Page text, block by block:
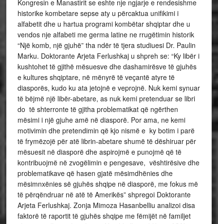
Kongresin e Manastirit se eshte nje ngjarje e rendesishme
historike kombetare sepse aty u përcaktua unifikimi i
alfabetit dhe u hartua programi kombëtar shqiptar dhe u
vendos nje alfabeti me germa latine ne rrugëtimin historik
“Një komb, një gjuhë” tha ndër të tjera studiuesi Dr. Paulin
Marku. Doktorante Arjeta Ferlushkaj u shpreh se: “Ky libër i
kushtohet të gjithë mësuesve dhe dashamirësve të gjuhës
e kultures shqiptare, në mënyrë të veçantë atyre të
diasporës, kudo ku ata jetojnë e veprojnë. Nuk kemi synuar
të bëjmë një libër-abetare, as nuk kemi pretenduar se libri
do të shterronte të gjitha problematikat që ngërthen
mësimi i një gjuhe amë në diasporë. Por ama, ne kemi
motivimin dhe pretendimin që kjo nismë e ky botim i parë
të frymëzojë për atë librin-abetare shumë të dëshiruar për
mësuesit në diasporë dhe aspirojmë e punojmë që të
kontribuojmë në zvogëlimin e pengesave, vështirësive dhe
problematikave që hasen gjatë mësimdhënies dhe
mësimnxënies së gjuhës shqipe në diasporë, me fokus më
të përqëndruar në atë të Amerikës” shpregoi Doktorante
Arjeta Ferlushkaj. Zonja Mimoza Hasanbelliu analizoi disa
faktorë të raportit të gjuhës shqipe me fëmijët në familjet